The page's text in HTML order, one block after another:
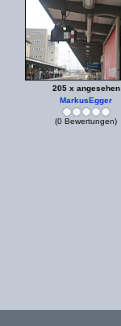
205 x angesehen
MarkusEgger
(0 Bewertungen)